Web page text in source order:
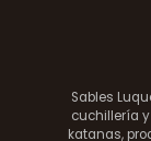
Sables
cuchillería
katanas,